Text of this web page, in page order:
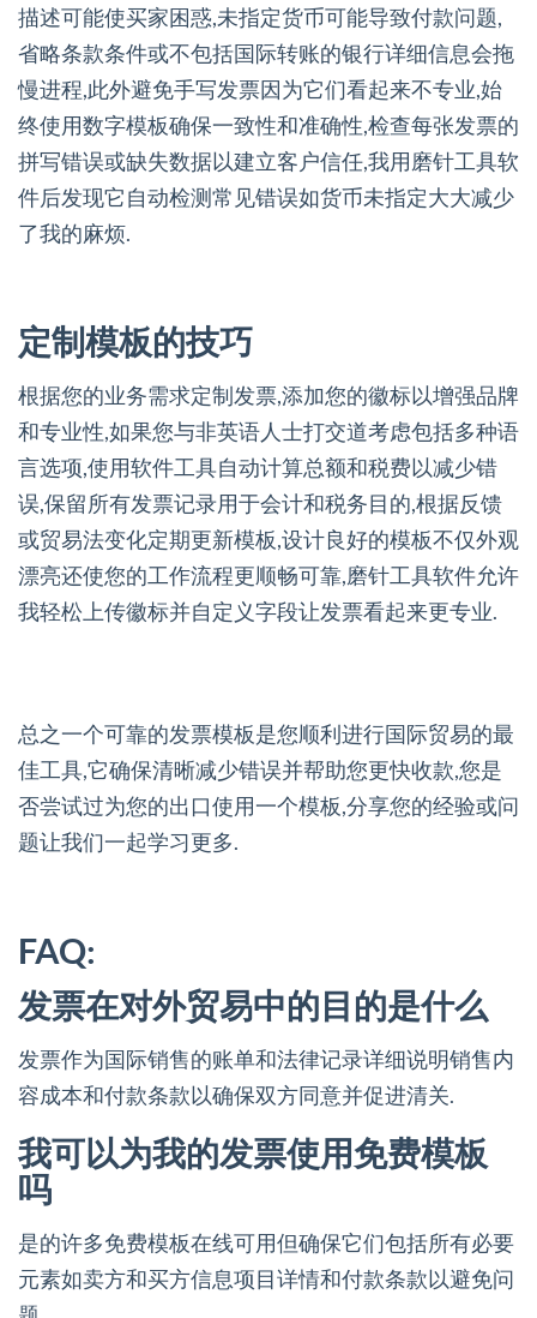
描述可能使买家困惑,未指定货币可能导致付款问题,
省略条款条件或不包括国际转账的银行详细信息会拖
慢进程,此外避免手写发票因为它们看起来不专业,始
终使用数字模板确保一致性和准确性,检查每张发票的
拼写错误或缺失数据以建立客户信任,我用磨针工具软
件后发现它自动检测常见错误如货币未指定大大减少
了我的麻烦.
定制模板的技巧
根据您的业务需求定制发票,添加您的徽标以增强品牌
和专业性,如果您与非英语人士打交道考虑包括多种语
言选项,使用软件工具自动计算总额和税费以减少错
误,保留所有发票记录用于会计和税务目的,根据反馈
或贸易法变化定期更新模板,设计良好的模板不仅外观
漂亮还使您的工作流程更顺畅可靠,磨针工具软件允许
我轻松上传徽标并自定义字段让发票看起来更专业.
总之一个可靠的发票模板是您顺利进行国际贸易的最
佳工具,它确保清晰减少错误并帮助您更快收款,您是
否尝试过为您的出口使用一个模板,分享您的经验或问
题让我们一起学习更多.
FAQ:
发票在对外贸易中的目的是什么
发票作为国际销售的账单和法律记录详细说明销售内
容成本和付款条款以确保双方同意并促进清关.
我可以为我的发票使用免费模板
吗
是的许多免费模板在线可用但确保它们包括所有必要
元素如卖方和买方信息项目详情和付款条款以避免问